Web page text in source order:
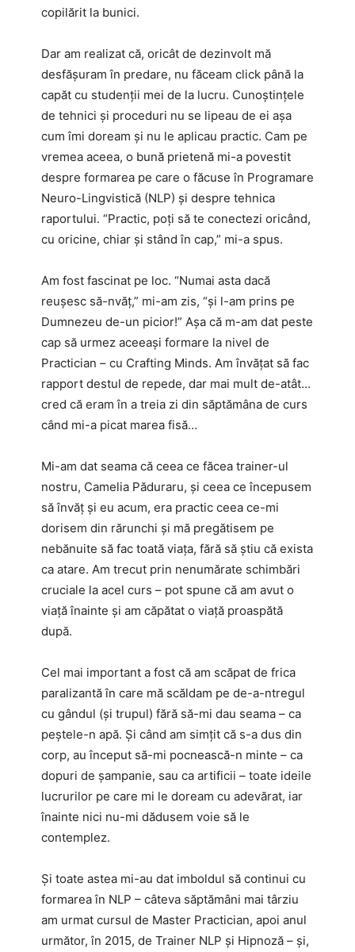
copilărit la bunici.
Dar am realizat că, oricât de dezinvolt mă
desfășuram în predare, nu făceam click până la
capăt cu studenții mei de la lucru. Cunoștințele
de tehnici și proceduri nu se lipeau de ei așa
cum îmi doream și nu le aplicau practic. Cam pe
vremea aceea, o bună prietenă mi-a povestit
despre formarea pe care o făcuse în Programare
Neuro-Lingvistică (NLP) și despre tehnica
raportului. “Practic, poți să te conectezi oricând,
cu oricine, chiar și stând în cap,” mi-a spus.
Am fost fascinat pe loc. “Numai asta dacă
reușesc să-nvăț,” mi-am zis, “și l-am prins pe
Dumnezeu de-un picior!” Așa că m-am dat peste
cap să urmez aceeași formare la nivel de
Practician – cu Crafting Minds. Am învățat să fac
rapport destul de repede, dar mai mult de-atât…
cred că eram în a treia zi din săptămâna de curs
când mi-a picat marea fisă…
Mi-am dat seama că ceea ce făcea trainer-ul
nostru, Camelia Păduraru, și ceea ce începusem
să învăț și eu acum, era practic ceea ce-mi
dorisem din rărunchi și mă pregătisem pe
nebănuite să fac toată viața, fără să știu că exista
ca atare. Am trecut prin nenumărate schimbări
cruciale la acel curs – pot spune că am avut o
viață înainte și am căpătat o viață proaspătă
după.
Cel mai important a fost că am scăpat de frica
paralizantă în care mă scăldam pe de-a-ntregul
cu gândul (și trupul) fără să-mi dau seama – ca
peștele-n apă. Și când am simțit că s-a dus din
corp, au început să-mi pocnească-n minte – ca
dopuri de șampanie, sau ca artificii – toate ideile
lucrurilor pe care mi le doream cu adevărat, iar
înainte nici nu-mi dădusem voie să le
contemplez.
Și toate astea mi-au dat imboldul să continui cu
formarea în NLP – câteva săptămâni mai târziu
am urmat cursul de Master Practician, apoi anul
următor, în 2015, de Trainer NLP și Hipnoză – și,